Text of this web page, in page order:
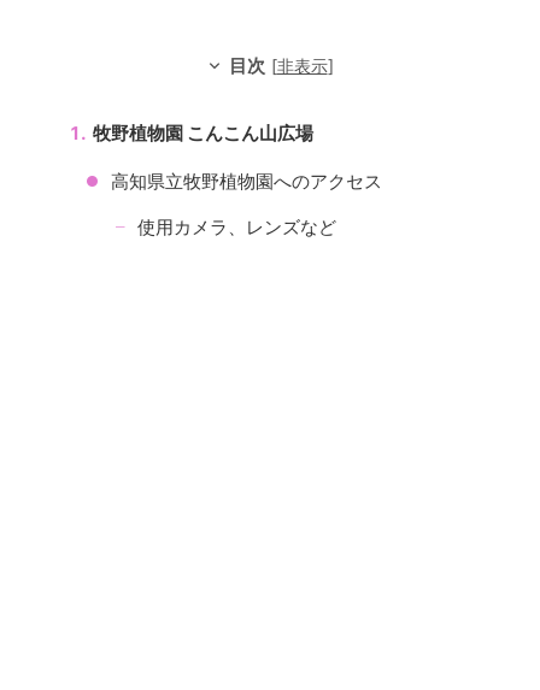
目次 [非表示]
牧野植物園 こんこん山広場
高知県立牧野植物園へのアクセス
使用カメラ、レンズなど